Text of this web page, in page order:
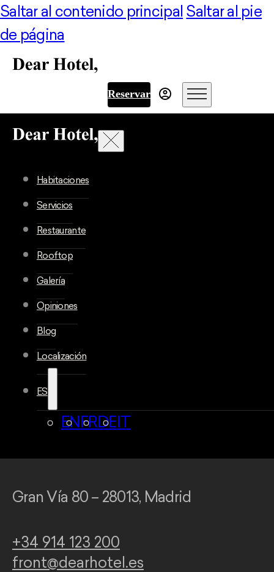
Saltar al contenido principal Saltar al pie
de página
Reservar
Habitaciones
Servicios
Restaurante
Rooftop
Galería
Opiniones
Blog
Localización
ES
EN FRDE IT
Gran Vía 80 – 28013, Madrid
+34 914 123 200
front@dearhotel.es